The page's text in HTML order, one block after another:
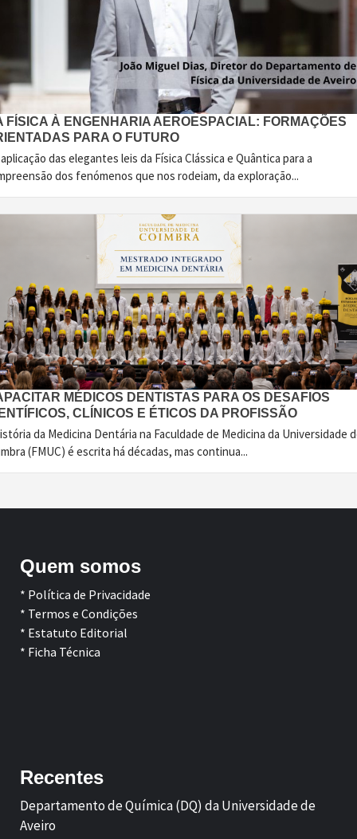
FÍSICA À ENGENHARIA AEROESPACIAL: FORMAÇÕES
PARA O FUTURO
das elegantes leis da Física Clássica e Quântica para a
dos fenómenos que nos rodeiam, da exploração...
MÉDICOS DENTISTAS PARA OS DESAFIOS
CLÍNICOS E ÉTICOS DA PROFISSÃO
da Medicina Dentária na Faculdade de Medicina da Universidade
(FMUC) é escrita há décadas, mas continua...
Quem somos
* Política de Privacidade
* Termos e Condições
* Estatuto Editorial
* Ficha Técnica
Recentes
Departamento de Química (DQ) da Universidade de
Aveiro